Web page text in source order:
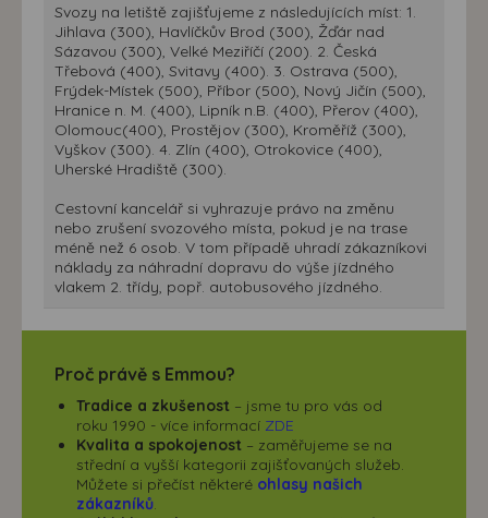
Svozy na letiště zajišťujeme z následujících míst: 1.
Jihlava (300), Havlíčkův Brod (300), Žďár nad
Sázavou (300), Velké Meziříčí (200). 2. Česká
Třebová (400), Svitavy (400). 3. Ostrava (500),
Frýdek-Místek (500), Příbor (500), Nový Jičín (500),
Hranice n. M. (400), Lipník n.B. (400), Přerov (400),
Olomouc(400), Prostějov (300), Kroměříž (300),
Vyškov (300). 4. Zlín (400), Otrokovice (400),
Uherské Hradiště (300).
Cestovní kancelář si vyhrazuje právo na změnu
nebo zrušení svozového místa, pokud je na trase
méně než 6 osob. V tom případě uhradí zákazníkovi
náklady za náhradní dopravu do výše jízdného
vlakem 2. třídy, popř. autobusového jízdného.
Proč právě s Emmou?
Tradice a zkušenost – jsme tu pro vás od
roku 1990 - více informací ZDE
Kvalita a spokojenost – zaměřujeme se na
střední a vyšší kategorii zajišťovaných služeb.
Můžete si přečíst některé ohlasy našich
zákazníků.